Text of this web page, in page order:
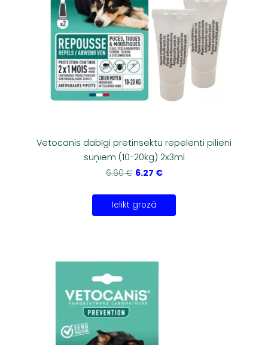
Vetocanis dabīgi pretinsektu repelenti pilieni
suņiem (10-20kg) 2x3ml
6.60 € 6.27 €
Ielikt grozā